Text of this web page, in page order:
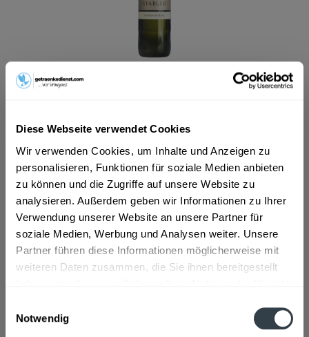
Diese Webseite verwendet Cookies
Wir verwenden Cookies, um Inhalte und Anzeigen zu
personalisieren, Funktionen für soziale Medien anbieten
zu können und die Zugriffe auf unsere Website zu
analysieren. Außerdem geben wir Informationen zu Ihrer
Verwendung unserer Website an unsere Partner für
soziale Medien, Werbung und Analysen weiter. Unsere
Partner führen diese Informationen möglicherweise mit
weiteren Daten zusammen, die Sie ihnen bereitgestellt
Notwendig
ab 9,99 € *
Vorrätig
In denWarenkorb
Artikel-Nr.:
13020
Verfügbar in:
Beschreibung
mehr